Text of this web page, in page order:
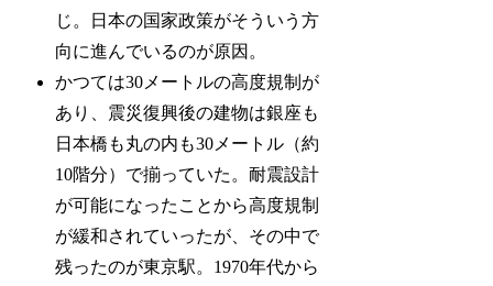
じ。日本の国家政策がそういう方
向に進んでいるのが原因。
かつては30メートルの高度規制が
あり、震災復興後の建物は銀座も
日本橋も丸の内も30メートル（約
10階分）で揃っていた。耐震設計
が可能になったことから高度規制
が緩和されていったが、その中で
残ったのが東京駅。1970年代から